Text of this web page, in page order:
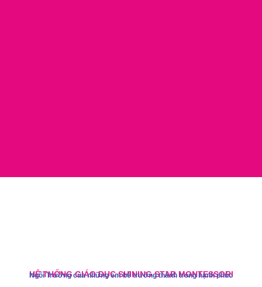
HỆ THỐNG GIÁO DỤC SHINING STAR MONTESSORI
Ngôi Trường của những em bé trưởng thành trong hạnh phúc